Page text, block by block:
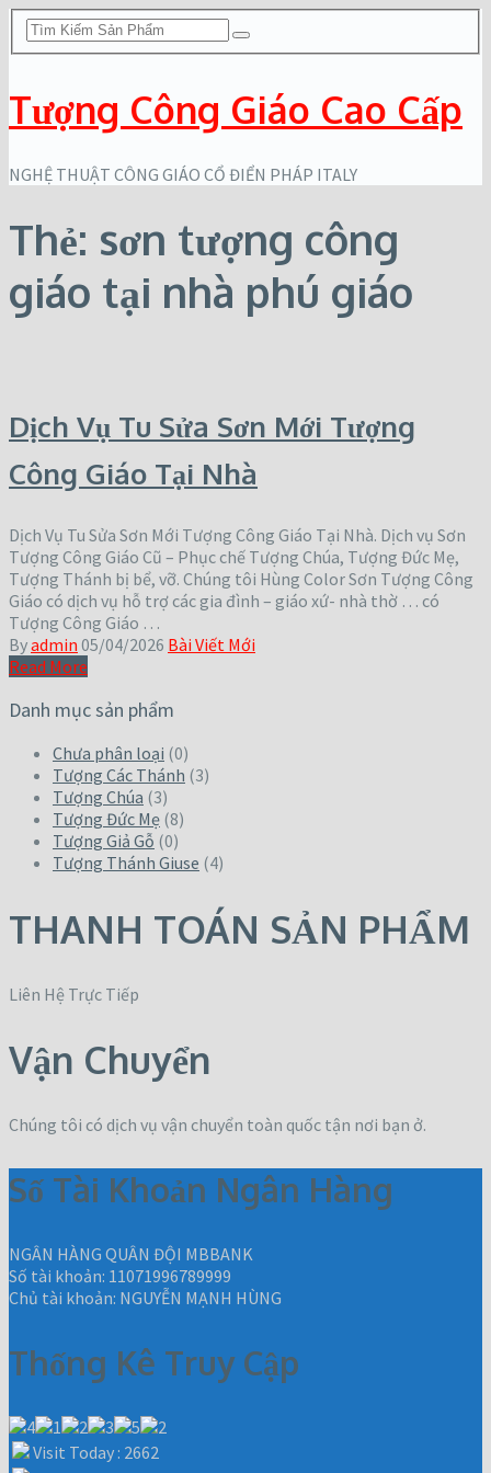
Tượng Công Giáo Cao Cấp
NGHỆ THUẬT CÔNG GIÁO CỔ ĐIỂN PHÁP ITALY
Thẻ: sơn tượng công
giáo tại nhà phú giáo
Dịch Vụ Tu Sửa Sơn Mới Tượng
Công Giáo Tại Nhà
Dịch Vụ Tu Sửa Sơn Mới Tượng Công Giáo Tại Nhà. Dịch vụ Sơn
Tượng Công Giáo Cũ – Phục chế Tượng Chúa, Tượng Đức Mẹ,
Tượng Thánh bị bể, vỡ. Chúng tôi Hùng Color Sơn Tượng Công
Giáo có dịch vụ hỗ trợ các gia đình – giáo xứ- nhà thờ … có
Tượng Công Giáo …
Byadmin 05/04/2026 Bài Viết Mới
Read More
Danh mục sản phẩm
Chưa phân loại (0)
Tượng Các Thánh (3)
Tượng Chúa (3)
Tượng Đức Mẹ (8)
Tượng Giả Gỗ (0)
Tượng Thánh Giuse (4)
THANH TOÁN SẢN PHẨM
Liên Hệ Trực Tiếp
Vận Chuyển
Chúng tôi có dịch vụ vận chuyển toàn quốc tận nơi bạn ở.
Số Tài Khoản Ngân Hàng
NGÂN HÀNG QUÂN ĐỘI MBBANK
Số tài khoản: 11071996789999
Chủ tài khoản: NGUYỄN MẠNH HÙNG
Thống Kê Truy Cập
Visit Today : 2662